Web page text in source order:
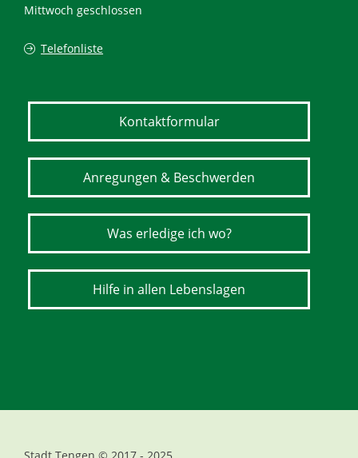
Mittwoch geschlossen
Telefonliste
Kontaktformular
Anregungen & Beschwerden
Was erledige ich wo?
Hilfe in allen Lebenslagen